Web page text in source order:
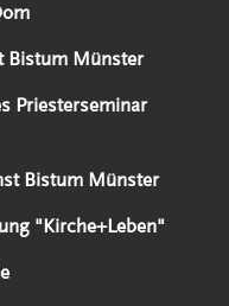
Bistum Münster
Priesterseminar
Bistum Münster
"Kirche+Leben"